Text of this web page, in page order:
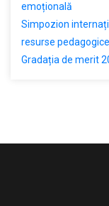
emoțională
Simpozion
resurse
Gradația de merit